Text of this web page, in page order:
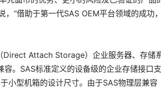
“借助于第一代SAS OEM平台领域的成功
Attach Storage）企业服务器、存储
。SAS标准定义的设备级的企业存储接口
小型机箱的设计尺寸。由于SAS物理层兼容